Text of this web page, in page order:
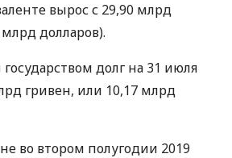
вырос с 29,90 млрд
долларов).
долг на 31 июля
гривен, или 10,17 млрд
во втором полугодии 2019